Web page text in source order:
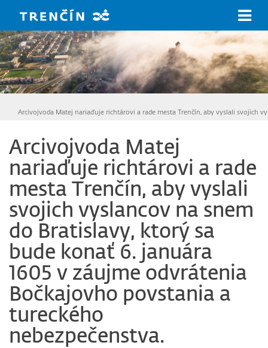
Arcivojvoda Matej nariaďuje richtárovi a rade mesta Trenčín, aby vyslali svojich
Arcivojvoda Matej
nariaďuje richtárovi a rade
mesta Trenčín, aby vyslali
svojich vyslancov na snem
do Bratislavy, ktorý sa
bude konať 6. januára
1605 v záujme odvrátenia
Bočkajovho povstania a
tureckého
nebezpečenstva.